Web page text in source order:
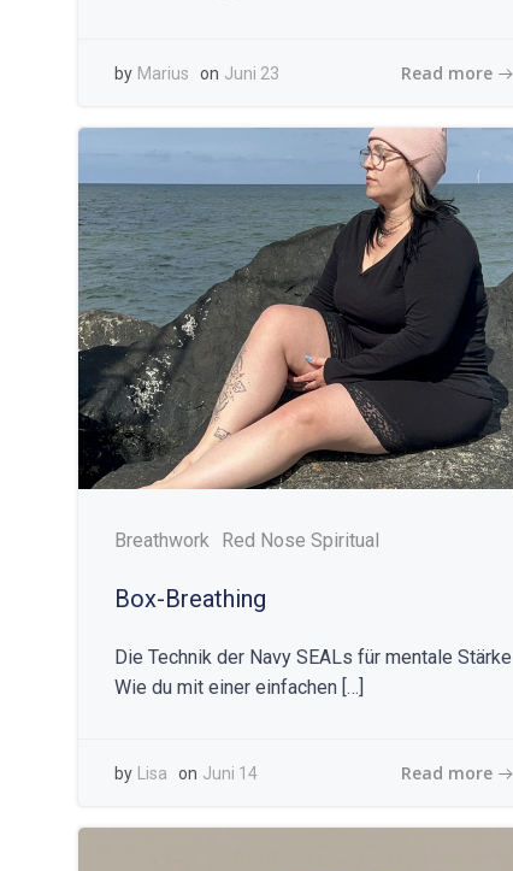
by Marius on Juni 23
Read more
Breathwork Red Nose Spiritual
Box-Breathing
Die Technik der Navy SEALs für mentale Stärke
Wie du mit einer einfachen […]
by Lisa on Juni 14 Read more